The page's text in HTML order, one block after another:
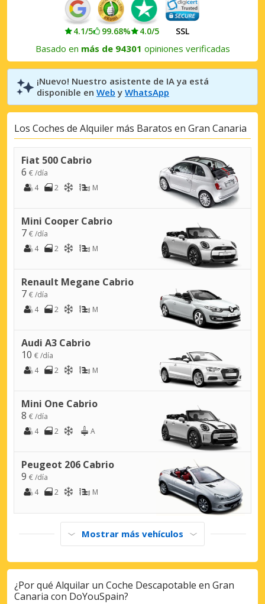
4.1/5 99.68% 4.0/5 SSL
Basado en más de 94301 opiniones verificadas
¡Nuevo! Nuestro asistente de IA ya está
disponible en Web y WhatsApp
Los Coches de Alquiler más Baratos en Gran Canaria
Fiat 500 Cabrio
6 € /día
4
2 M
Mini Cooper Cabrio
7 € /día
4
2 M
Renault Megane Cabrio
7 € /día
4
2 M
Audi A3 Cabrio
10 € /día
4
2 M
Mini One Cabrio
8 € /día
4
2 A
Peugeot 206 Cabrio
9 € /día
4
2 M
Mostrar más vehículos
¿Por qué Alquilar un Coche Descapotable en Gran
Canaria con DoYouSpain?